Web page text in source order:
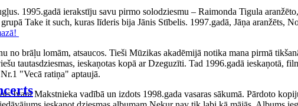
1995.gadā ierakstīju savu pirmo solodziesmu – Raimonda Tigula
Take it such, kuras līderis bija Jānis Stībelis. 1997.gadā, Jāņa aranžēts,
brāļu lomām, atsaucos. Tieši Mūzikas akadēmijā notika mana pirmā
tautasdziesmas, ieskaņotas kopā ar Dzeguzīti. Tad 1996.gadā ieskaņotā,
"Vecā ratiņa" aptaujā.
Ivara Makstnieka vadībā un izdots 1998.gada vasaras sākumā. Pārdoto